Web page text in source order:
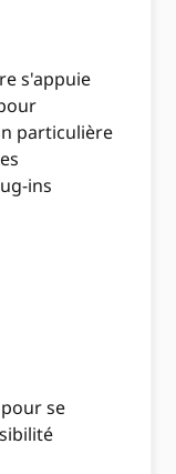
s'appuie
particulière
ins
se